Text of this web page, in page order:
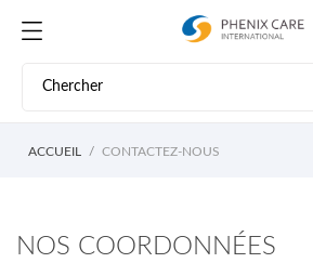
ACCUEIL CONTACTEZ-NOUS
NOS COORDONNÉES